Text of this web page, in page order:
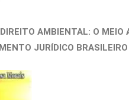
AMBIENTAL: O MEIO
JURÍDICO BRASILEIRO